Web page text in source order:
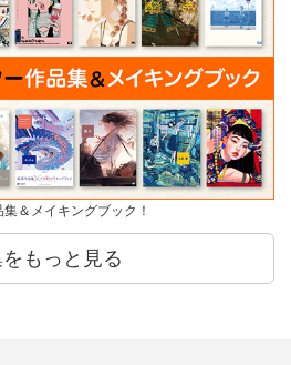
＆メイキングブック！
もっと見る